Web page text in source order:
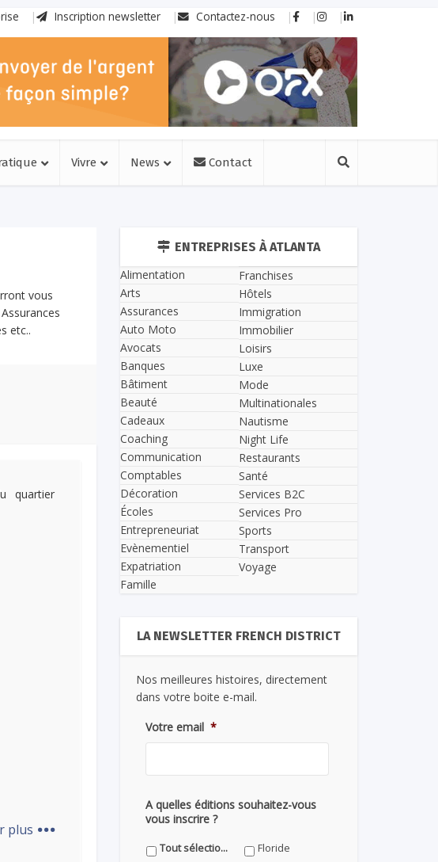
Inscription newsletter Contactez-nous
Vivre News Contact
vous
etc..
quartier
plus ...
ENTREPRISES À ATLANTA
Alimentation
Arts
Assurances
Auto Moto
Avocats
Banques
Bâtiment
Beauté
Cadeaux
Coaching
Communication
Comptables
Décoration
Écoles
Entrepreneuriat
Evènementiel
Expatriation
Famille
Franchises
Hôtels
Immigration
Immobilier
Loisirs
Luxe
Mode
Multinationales
Nautisme
Night Life
Restaurants
Santé
Services B2C
Services Pro
Sports
Transport
Voyage
LA NEWSLETTER FRENCH DISTRICT
Nos meilleures histoires, directement
dans votre boite e-mail.
Votre email *
A quelles éditions souhaitez-vous
vous inscrire ?
Tout sélectionner
Floride